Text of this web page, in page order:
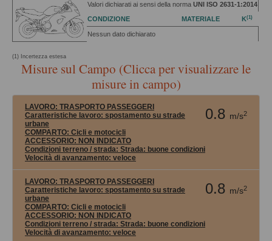
Valori dichiarati ai sensi della norma UNI ISO 2631-1:2014
CONDIZIONE
MATERIALE K(1)
Nessun dato dichiarato
(1) Incertezza estesa
Misure sul Campo (Clicca per visualizzare le
misure in campo)
0.8 m/s2
LAVORO: TRASPORTO PASSEGGERI
Caratteristiche lavoro: spostamento su strade
urbane
COMPARTO: Cicli e motocicli
ACCESSORIO: NON INDICATO
Condizioni terreno / strada: Strada: buone condizioni
Velocità di avanzamento: veloce
0.8 m/s2
LAVORO: TRASPORTO PASSEGGERI
Caratteristiche lavoro: spostamento su strade
urbane
COMPARTO: Cicli e motocicli
ACCESSORIO: NON INDICATO
Condizioni terreno / strada: Strada: buone condizioni
Velocità di avanzamento: veloce